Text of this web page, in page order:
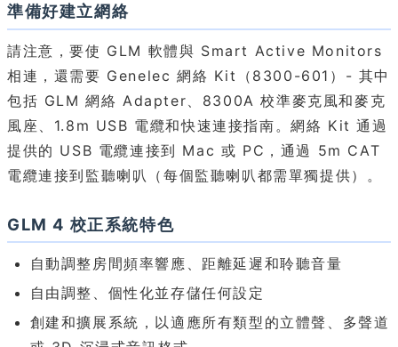
準備好建立網絡
請注意，要使 GLM 軟體與 Smart Active Monitors
相連，還需要 Genelec 網絡 Kit（8300-601）- 其中
包括 GLM 網絡 Adapter、8300A 校準麥克風和麥克
風座、1.8m USB 電纜和快速連接指南。網絡 Kit 通過
提供的 USB 電纜連接到 Mac 或 PC，通過 5m CAT
電纜連接到監聽喇叭（每個監聽喇叭都需單獨提供）。
GLM 4 校正系統特色
自動調整房間頻率響應、距離延遲和聆聽音量
自由調整、個性化並存儲任何設定
創建和擴展系統，以適應所有類型的立體聲、多聲道